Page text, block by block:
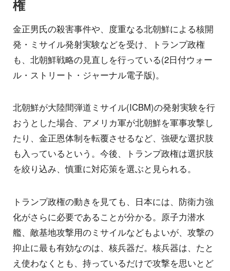
権
金正男氏の殺害事件や、度重なる北朝鮮による核開
発・ミサイル発射実験などを受け、トランプ政権
も、北朝鮮戦略の見直しを行っている(2日付ウォー
ル・ストリート・ジャーナル電子版)。
北朝鮮が大陸間弾道ミサイル(ICBM)の発射実験を行
おうとした場合、アメリカ軍が北朝鮮を軍事攻撃し
たり、金正恩体制を転覆させるなど、強硬な選択肢
も入っているという。今後、トランプ政権は選択肢
を絞り込み、慎重に対応策を選ぶと見られる。
トランプ政権の動きを見ても、日本には、防衛力強
化がさらに必要であることが分かる。原子力潜水
艦、敵基地攻撃用のミサイルなどもよいが、攻撃の
抑止に最も有効なのは、核兵器だ。核兵器は、たと
え使わなくとも、持っているだけで攻撃を思いとど